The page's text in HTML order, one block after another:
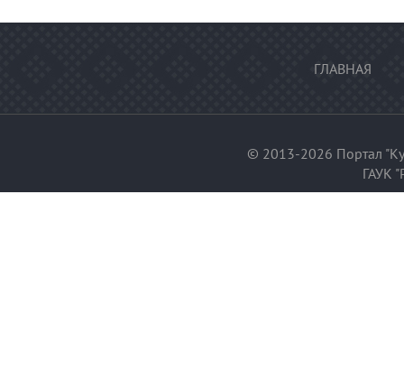
ГЛАВНАЯ
© 2013-2026 Портал
ГАУК